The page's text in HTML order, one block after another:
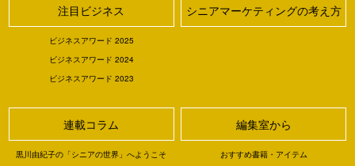
注目ビジネス
ビジネスアワード 2025
ビジネスアワード 2024
ビジネスアワード 2023
シニアマーケティングの考え方
連載コラム
黒川由紀子の「シニアの世界」へようこそ
編集室から
おすすめ書籍・アイテム